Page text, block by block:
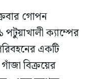
গোপন
পটুয়াখালী ক্যাম্পের
একটি
বিক্রয়ের